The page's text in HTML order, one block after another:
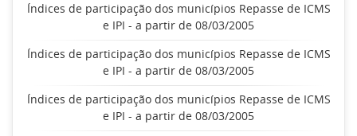
Índices de participação dos municípios Repasse de ICMS
e IPI - a partir de 08/03/2005
Índices de participação dos municípios Repasse de ICMS
e IPI - a partir de 08/03/2005
Índices de participação dos municípios Repasse de ICMS
e IPI - a partir de 08/03/2005